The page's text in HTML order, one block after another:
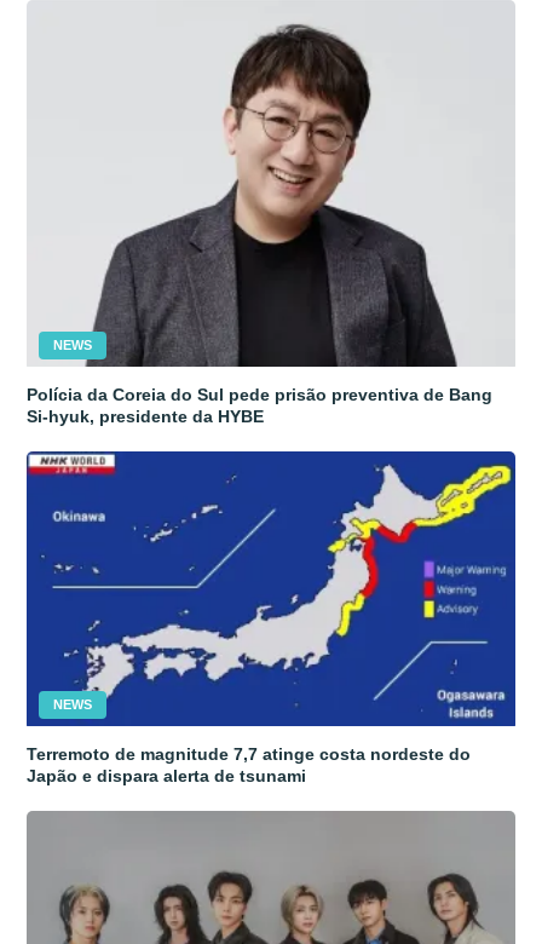
NEWS
Polícia da Coreia do Sul pede prisão preventiva de Bang
Si-hyuk, presidente da HYBE
NEWS
Terremoto de magnitude 7,7 atinge costa nordeste do
Japão e dispara alerta de tsunami